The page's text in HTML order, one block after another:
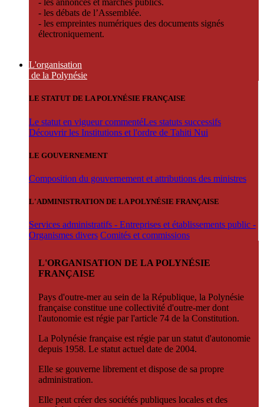
- les annonces et marchés publics.
- les débats de l’Assemblée.
- les empreintes numériques des documents signés
électroniquement.
L'organisation
de la Polynésie
LE STATUT DE LA POLYNÉSIE FRANÇAISE
Le statut en vigueur commentéLes statuts successifs
Découvrir les Institutions et l'ordre de Tahiti Nui
LE GOUVERNEMENT
Composition du gouvernement et attributions des ministres
L'ADMINISTRATION DE LA POLYNÉSIE FRANÇAISE
Services administratifs - Entreprises et établissements public -
Organismes divers Comités et commissions
L'ORGANISATION DE LA POLYNÉSIE
FRANÇAISE
Pays d'outre-mer au sein de la République, la Polynésie
française constitue une collectivité d'outre-mer dont
l'autonomie est régie par l'article 74 de la Constitution.
La Polynésie française est régie par un statut d'autonomie
depuis 1958. Le statut actuel date de 2004.
Elle se gouverne librement et dispose de sa propre
administration.
Elle peut créer des sociétés publiques locales et des